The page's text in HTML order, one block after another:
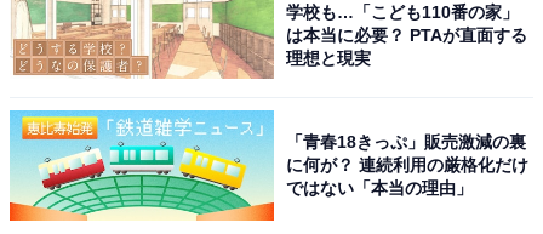
学校も…「こども110番の家」
は本当に必要？ PTAが直面する
理想と現実
「青春18きっぷ」販売激減の裏
に何が？ 連続利用の厳格化だけ
ではない「本当の理由」